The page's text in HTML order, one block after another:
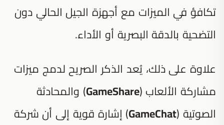
تكافؤ في الميزات مع أجهزة الجيل الحالي دون
التضحية بالدقة البصرية أو الأداء.
علاوة على ذلك، يُعد الذكر الصريح لدمج ميزات
مشاركة الألعاب (GameShare) والمحادثة
الصوتية (GameChat) إشارة قوية إلى أن شركة